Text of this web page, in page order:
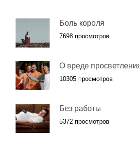
Боль короля
7698 просмотров
О вреде
10305 просмотров
Без работы
5372 просмотров